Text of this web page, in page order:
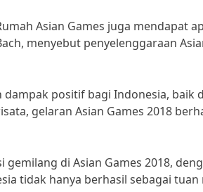
Asian Games juga mendapat
menyebut penyelenggaraan
positif bagi Indonesia, baik
gelaran Asian Games 2018
di Asian Games 2018,
tidak hanya berhasil sebagai